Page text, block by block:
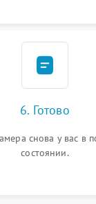
6. Готово
снова у вас в
состоянии.